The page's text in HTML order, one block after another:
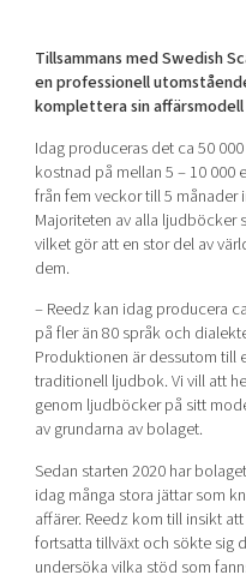
Programmet
Mer
Ansök till
Tillsammans med Swedish
en professionell
komplettera sin affärsmodell
Idag produceras det ca 50
kostnad på mellan 5 – 10
från fem veckor till 5 månader
Majoriteten av alla ljudböcker
vilket gör att en stor del av
dem.
– Reedz kan idag producera
på fler än 80 språk och
Produktionen är dessutom till
traditionell ljudbok. Vi vill att
genom ljudböcker på sitt
av grundarna av bolaget.
Sedan starten 2020 har
idag många stora jättar som
affärer. Reedz kom till insikt
fortsatta tillväxt och sökte sig
undersöka vilka stöd som